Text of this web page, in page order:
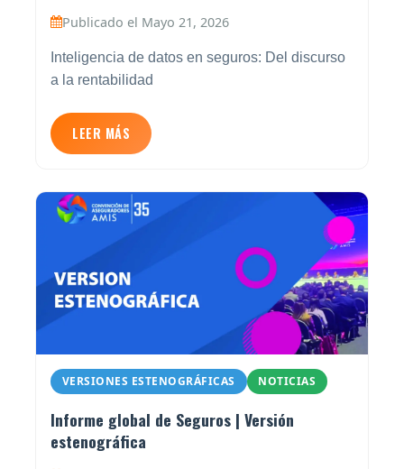
Publicado el Mayo 21, 2026
Inteligencia de datos en seguros: Del discurso
a la rentabilidad
LEER MÁS
VERSIONES ESTENOGRÁFICAS NOTICIAS
Informe global de Seguros | Versión
estenográfica